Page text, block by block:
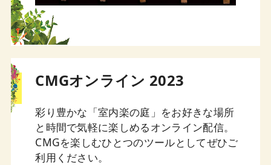
CMGオンライン 2023
彩り豊かな「室内楽の庭」をお好きな場所
と時間で気軽に楽しめるオンライン配信。
CMGを楽しむひとつのツールとしてぜひご
利用ください。